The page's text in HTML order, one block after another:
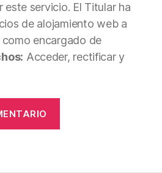
este servicio. El Titular ha
de alojamiento web a
encargado de
Acceder, rectificar y